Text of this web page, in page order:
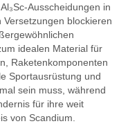
Ausscheidungen in
blockieren
idealen Material für
Raketenkomponenten
Sportausrüstung und
sein muss, während
für ihre weit
von Scandium.